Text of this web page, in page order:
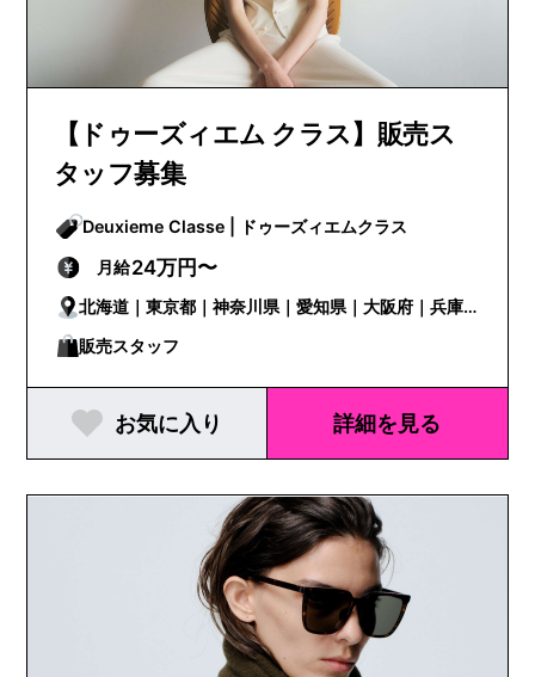
【ドゥーズィエム クラス】販売ス
タッフ募集
Deuxieme Classe | ドゥーズィエムクラス
月給24万円〜
北海道｜東京都｜神奈川県｜愛知県｜大阪府｜兵庫
県｜福岡県
販売スタッフ
お気に入り 詳細を見る